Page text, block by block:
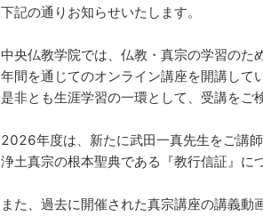
下記の通りお知らせいたします。
中央仏教学院では、仏教・真宗の学習のため
年間を通じてのオンライン講座を開講して
是非とも生涯学習の一環として、受講をご
2026年度は、新たに武田一真先生をご講師
浄土真宗の根本聖典である『教行信証』に
また、過去に開催された真宗講座の講義動